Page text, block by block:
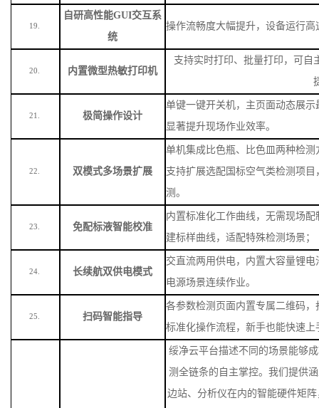
20.
21. 极简操作设计
单键一键开关机，主页面动态展
单机集成比色瓶、比色皿两种检
支持扩展选配国标空气类检测项
测。
内置标准化工作曲线，无需现场
建标样曲线，适配特殊检测场景
24. 长续航双供电模式
交直流两用供电，内置大容量锂
电源场景连续作业。
25. 扫码智能指导
各参数检测页面内置专属二维码
标准化操作流程，新手也能快速上
绥净云平台描述不同的场景能够
测全链条的自主掌控。我们提供
边站、分析仪在内的智能硬件矩
城市内河还是偏